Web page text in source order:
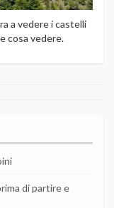
a vedere i castelli
cosa vedere.
di partire e